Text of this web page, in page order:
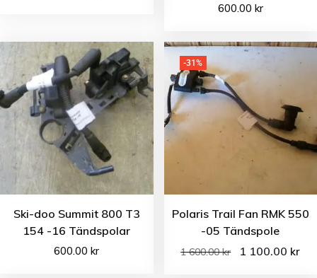
600.00 kr
Ski-doo Summit 800 T3
154 -16 Tändspolar
600.00kr
-31%
Polaris Trail Fan RMK 550
-05 Tändspole
1 600.00kr 1 100.00 kr